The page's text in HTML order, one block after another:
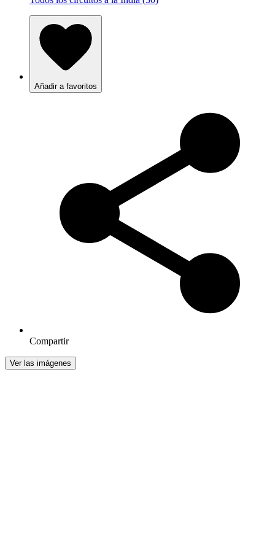
Añadir a favoritos
Compartir
Ver las imágenes